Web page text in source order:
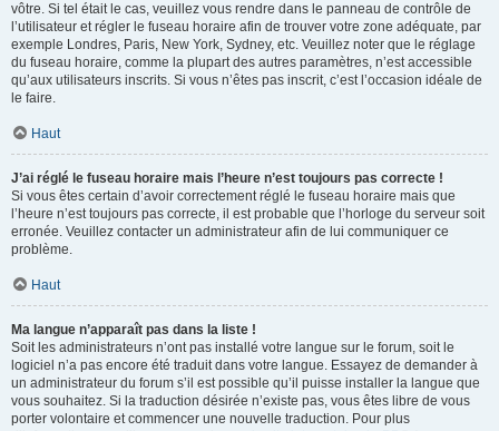
vôtre. Si tel était le cas, veuillez vous rendre dans le panneau de contrôle de
l’utilisateur et régler le fuseau horaire afin de trouver votre zone adéquate, par
exemple Londres, Paris, New York, Sydney, etc. Veuillez noter que le réglage
du fuseau horaire, comme la plupart des autres paramètres, n’est accessible
qu’aux utilisateurs inscrits. Si vous n’êtes pas inscrit, c’est l’occasion idéale de
le faire.
Haut
J’ai réglé le fuseau horaire mais l’heure n’est toujours pas correcte !
Si vous êtes certain d’avoir correctement réglé le fuseau horaire mais que
l’heure n’est toujours pas correcte, il est probable que l’horloge du serveur soit
erronée. Veuillez contacter un administrateur afin de lui communiquer ce
problème.
Haut
Ma langue n’apparaît pas dans la liste !
Soit les administrateurs n’ont pas installé votre langue sur le forum, soit le
logiciel n’a pas encore été traduit dans votre langue. Essayez de demander à
un administrateur du forum s’il est possible qu’il puisse installer la langue que
vous souhaitez. Si la traduction désirée n’existe pas, vous êtes libre de vous
porter volontaire et commencer une nouvelle traduction. Pour plus